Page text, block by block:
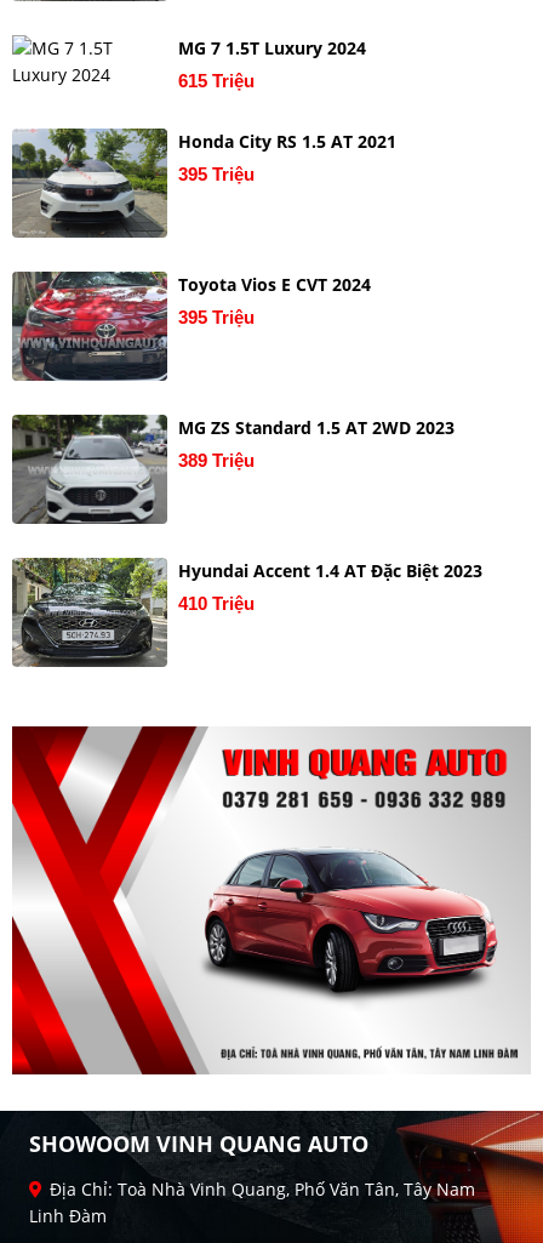
MG 7 1.5T Luxury 2024
615 Triệu
Honda City RS 1.5 AT 2021
395 Triệu
Toyota Vios E CVT 2024
395 Triệu
MG ZS Standard 1.5 AT 2WD 2023
389 Triệu
Hyundai Accent 1.4 AT Đặc Biệt 2023
410 Triệu
SHOWOOM VINH QUANG AUTO
Địa Chỉ: Toà Nhà Vinh Quang, Phố Văn Tân, Tây Nam
Linh Đàm